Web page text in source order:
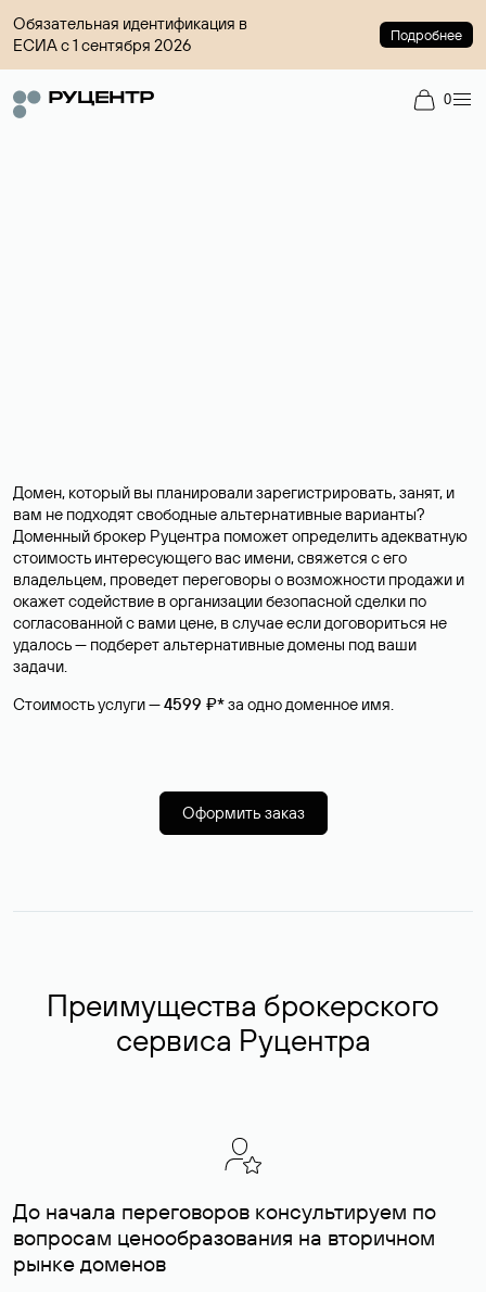
Обязательная идентификация в
ЕСИА с 1 сентября 2026
Подробнее
0
Домен, который вы планировали зарегистрировать, занят, и
вам не подходят свободные альтернативные варианты?
Доменный брокер Руцентра поможет определить адекватную
стоимость интересующего вас имени, свяжется с его
владельцем, проведет переговоры о возможности продажи и
окажет содействие в организации безопасной сделки по
согласованной с вами цене, в случае если договориться не
удалось — подберет альтернативные домены под ваши
задачи.
Стоимость услуги —4599 ₽*за одно доменное имя.
Оформить заказ
Преимущества брокерского
сервиса Руцентра
До начала переговоров консультируем по
вопросам ценообразования на вторичном
рынке доменов